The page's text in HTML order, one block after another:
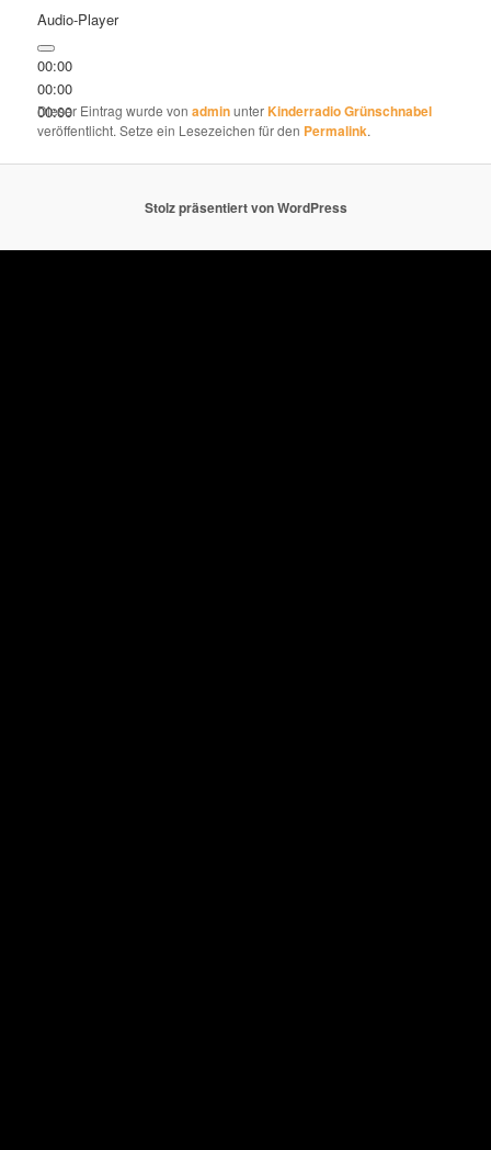
Audio-Player
00:00
00:00
00:00
Dieser Eintrag wurde vonadminunterKinderradio Grünschnabel
veröffentlicht. Setze ein Lesezeichen für den Permalink.
Stolz präsentiert von WordPress